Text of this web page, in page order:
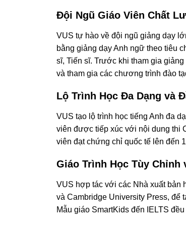
Đội Ngũ Giáo Viên Chất
VUS tự hào về đội ngũ giảng dạy
bằng giảng dạy Anh ngữ theo tiêu
sĩ, Tiến sĩ. Trước khi tham gia
và tham gia các chương trình đào
Lộ Trình Học Đa Dạng và
VUS tạo lộ trình học tiếng Anh đa
viên được tiếp xúc với nội dung thi
viên đạt chứng chỉ quốc tế lên đến
Giáo Trình Học Tùy Chỉnh
VUS hợp tác với các Nhà xuất bản
và Cambridge University Press, để
Mẫu giáo SmartKids đến IELTS